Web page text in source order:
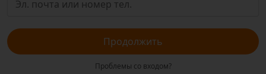
Продолжить
Проблемы со входом?